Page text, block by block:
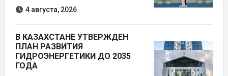
4 августа, 2026
В КАЗАХСТАНЕ УТВЕРЖДЕН
ПЛАН РАЗВИТИЯ
ГИДРОЭНЕРГЕТИКИ ДО 2035
ГОДА